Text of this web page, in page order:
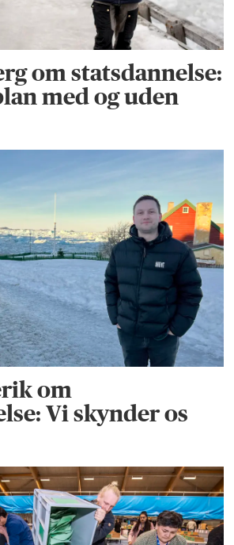
om statsdannelse:
med og uden
om
Vi skynder os